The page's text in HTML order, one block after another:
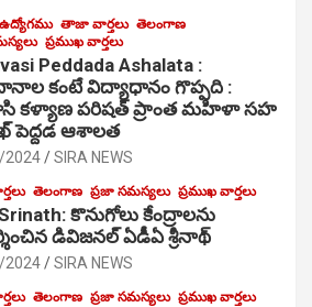
తాజా వార్తలు తెలంగాణ
ప్రముఖ వార్తలు
Peddada Ashalata :
కంటే విద్యాధానం గొప్పది :
కళ్యాణ పరిషత్ ప్రాంత మహిళా సహ
పెద్దడ ఆశాలత
2024 SIRA NEWS
తెలంగాణ ప్రజా సమస్యలు ప్రముఖ వార్తలు
కొనుగోలు కేంద్రాల‌ను
డివిజనల్ ఏడీఏ శ్రీనాథ్
2024 SIRA NEWS
తెలంగాణ ప్రజా సమస్యలు ప్రముఖ వార్తలు